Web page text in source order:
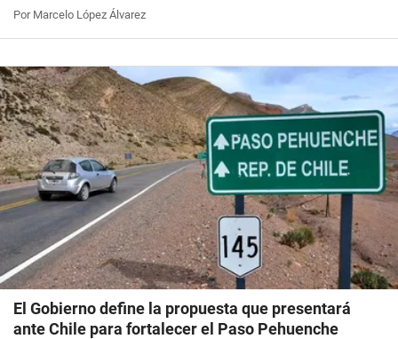
Por Marcelo López Álvarez
El Gobierno define la propuesta que presentará
ante Chile para fortalecer el Paso Pehuenche